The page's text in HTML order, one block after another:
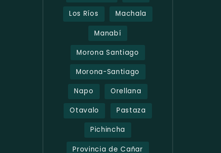
Los Ríos Machala
Manabí
Morona Santiago
Morona-Santiago
Napo Orellana
Otavalo Pastaza
Pichincha
Provincia de Cañar